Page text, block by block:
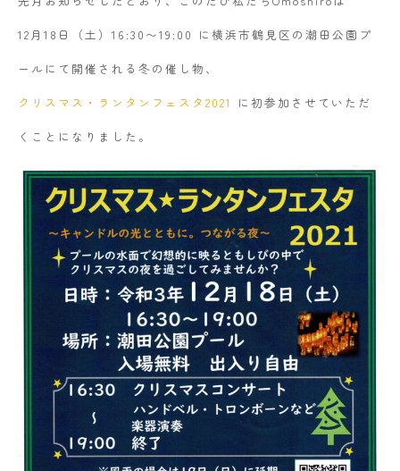
12月18日（土）16:30〜19:00 に横浜市鶴見区の潮田公園プ
ールにて開催される冬の催し物、
クリスマス・ランタンフェスタ2021
に初参加させていただ
くことになりました。